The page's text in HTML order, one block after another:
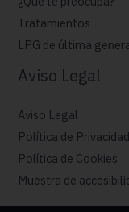
Tratamientos
LPG de última
Aviso Legal
Aviso Legal
Política de Privacidad
Política de Cookies
Muestra de